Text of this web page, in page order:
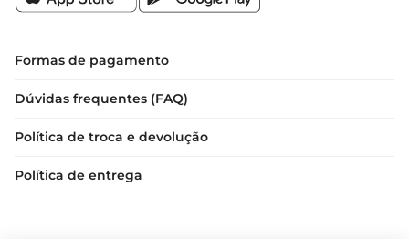
Formas de pagamento
Dúvidas frequentes (FAQ)
Política de troca e devolução
Política de entrega